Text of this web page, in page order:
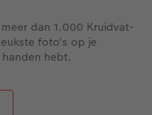
dan 1.000 Kruidvat-
foto's op je
hebt.